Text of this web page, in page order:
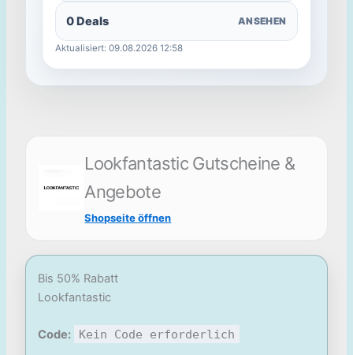
0 Deals ANSEHEN
Aktualisiert: 09.08.2026 12:58
Lookfantastic Gutscheine &
Angebote
Shopseite öffnen
Bis 50% Rabatt
Lookfantastic
Code: Kein Code erforderlich